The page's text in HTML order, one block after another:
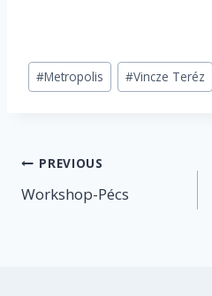
Post
Tags:
#Metropolis #Vincze Teréz
Post
navigation
PREVIOUS
Workshop-Pécs